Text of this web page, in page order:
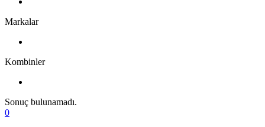
Markalar
Kombinler
Sonuç bulunamadı.
0